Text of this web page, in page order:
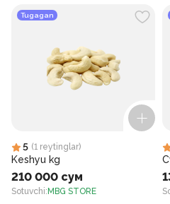
Tugagan
5 (1 reytinglar)
Keshyu kg
210 000 сум
Sotuvchi: MBG STORE